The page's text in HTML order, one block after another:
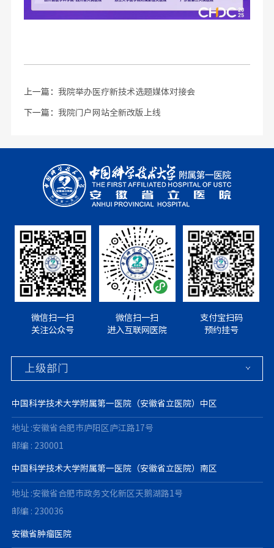
上一篇： 我院举办医疗新技术选题媒体对接会
下一篇： 我院门户网站全新改版上线
微信扫一扫
关注公众号
微信扫一扫
进入互联网医院
支付宝扫码
预约挂号
中国科学技术大学附属第一医院（安徽省立医院）中区
地址 :安徽省合肥市庐阳区庐江路17号
邮编 : 230001
中国科学技术大学附属第一医院（安徽省立医院）南区
地址 :安徽省合肥市政务文化新区天鹅湖路1号
邮编 : 230036
安徽省肿瘤医院